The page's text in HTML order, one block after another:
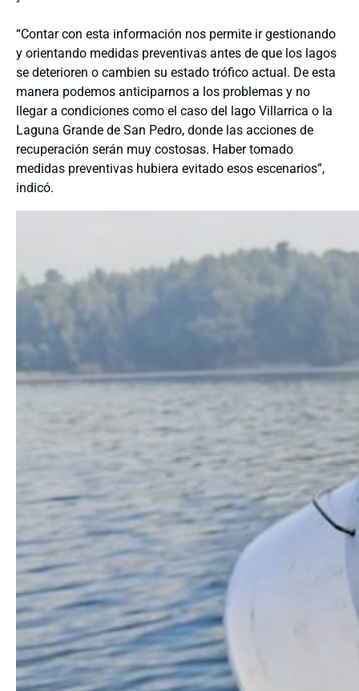
“Contar con esta información nos permite ir gestionando
y orientando medidas preventivas antes de que los lagos
se deterioren o cambien su estado trófico actual. De esta
manera podemos anticiparnos a los problemas y no
llegar a condiciones como el caso del lago Villarrica o la
Laguna Grande de San Pedro, donde las acciones de
recuperación serán muy costosas. Haber tomado
medidas preventivas hubiera evitado esos escenarios”,
indicó.